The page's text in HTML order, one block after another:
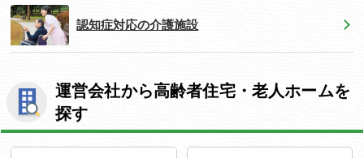
認知症対応の介護施設
運営会社から高齢者住宅・老人ホームを
探す